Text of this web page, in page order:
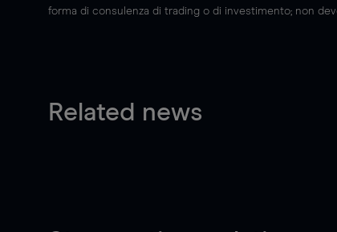
forma di consulenza di trading o di investimento; non
Related news